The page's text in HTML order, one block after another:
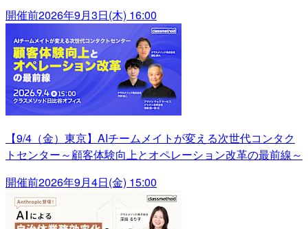
開催前2026年9月3日(木) 16:00
【9/4（金）東京】AIチームメイトが変える次世代コンタク
トセンター～顧客体験向上とオペレーション改革の最前線～
開催前2026年9月4日(金) 15:00